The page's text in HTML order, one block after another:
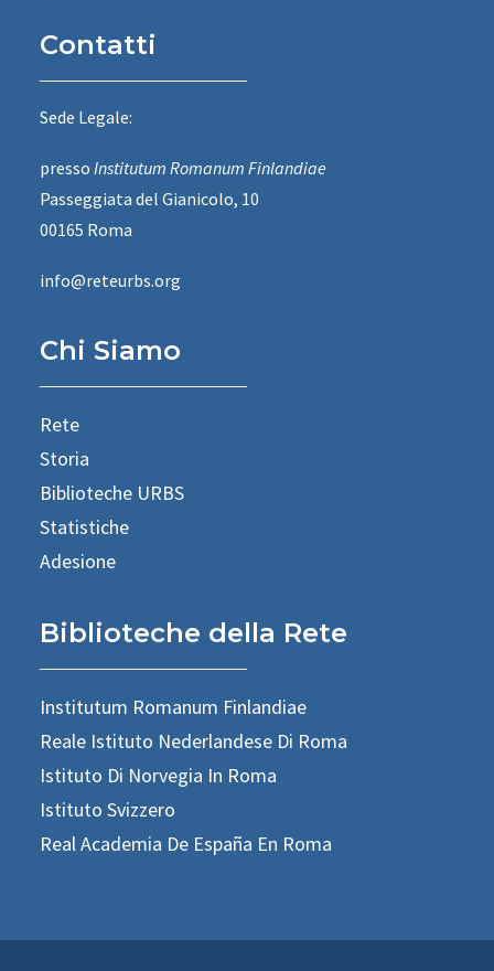
Contatti
Sede Legale:
presso Institutum Romanum Finlandiae
Passeggiata del Gianicolo, 10
00165 Roma
info@reteurbs.org
Chi Siamo
Rete
Storia
Biblioteche URBS
Statistiche
Adesione
Biblioteche della Rete
Institutum Romanum Finlandiae
Reale Istituto Nederlandese Di Roma
Istituto Di Norvegia In Roma
Istituto Svizzero
Real Academia De España En Roma